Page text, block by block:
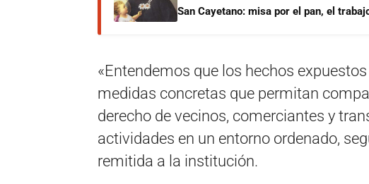
San Cayetano: misa por el pan, el
«Entendemos que los hechos
medidas concretas que permitan
derecho de vecinos, comerciantes y
actividades en un entorno ordenado,
remitida a la institución.